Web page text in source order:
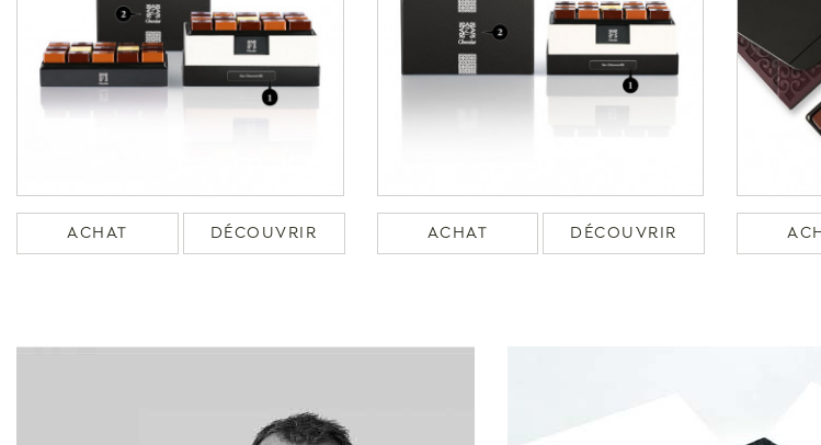
ACHAT DÉCOUVRIR ACHAT DÉCOUVRIR